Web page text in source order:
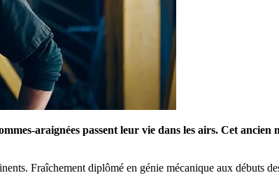
araignées passent leur vie dans les airs. Cet
Fraîchement diplômé en génie mécanique aux débuts